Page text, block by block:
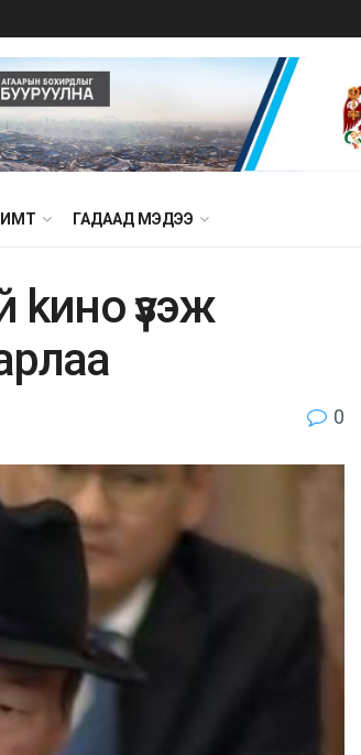
ГАДААД МЭДЭЭ
kинo үзэж
0